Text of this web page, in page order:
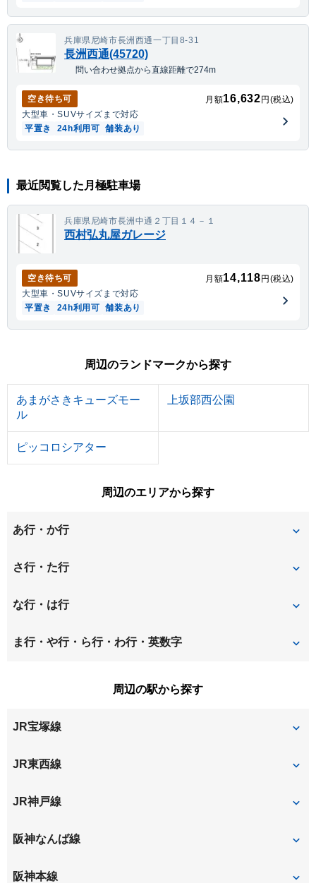
兵庫県尼崎市長洲西通一丁目8-31
長洲西通(45720)
問い合わせ拠点から直線距離で274m
空き待ち可 月額16,632 円(税込)
大型車・SUVサイズまで対応
平置き
24h利用可 舗装あり
最近閲覧した月極駐車場
兵庫県尼崎市長洲中通２丁目１４－１
西村弘丸屋ガレージ
空き待ち可 月額14,118 円(税込)
大型車・SUVサイズまで対応
平置き
24h利用可 舗装あり
周辺のランドマークから探す
あまがさきキューズモー
ル
上坂部西公園
ピッコロシアター
周辺のエリアから探す
あ行・か行
今福
大和田
北竹谷町
金楽寺町
杭瀬本町
さ行・た行
下坂部
善法寺町 竹島
な行・は行
長洲中通 長洲西通
西本町
額田町
東大物町
ま行・や行・ら行・わ行・英数字
周辺の駅から探す
JR宝塚線
塚口
JR東西線
尼崎
JR神戸線
尼崎
阪神なんば線
大物
阪神本線